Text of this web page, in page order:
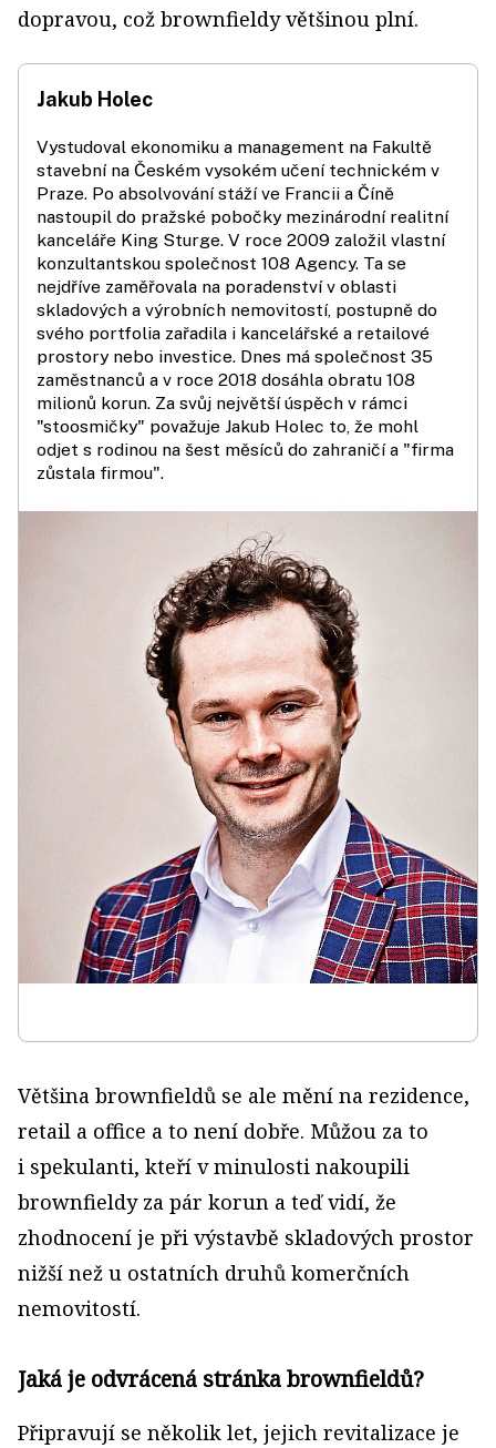
dopravou, což brownfieldy většinou plní.
Jakub Holec
Vystudoval ekonomiku a management na Fakultě
stavební na Českém vysokém učení technickém v
Praze. Po absolvování stáží ve Francii a Číně
nastoupil do pražské pobočky mezinárodní realitní
kanceláře King Sturge. V roce 2009 založil vlastní
konzultantskou společnost 108 Agency. Ta se
nejdříve zaměřovala na poradenství v oblasti
skladových a výrobních nemovitostí, postupně do
svého portfolia zařadila i kancelářské a retailové
prostory nebo investice. Dnes má společnost 35
zaměstnanců a v roce 2018 dosáhla obratu 108
milionů korun. Za svůj největší úspěch v rámci
"stoosmičky" považuje Jakub Holec to, že mohl
odjet s rodinou na šest měsíců do zahraničí a "firma
zůstala firmou".
Většina brownfieldů se ale mění na rezidence,
retail a office a to není dobře. Můžou za to
i spekulanti, kteří v minulosti nakoupili
brownfieldy za pár korun a teď vidí, že
zhodnocení je při výstavbě skladových prostor
nižší než u ostatních druhů komerčních
nemovitostí.
Jaká je odvrácená stránka brownfieldů?
Připravují se několik let, jejich revitalizace je